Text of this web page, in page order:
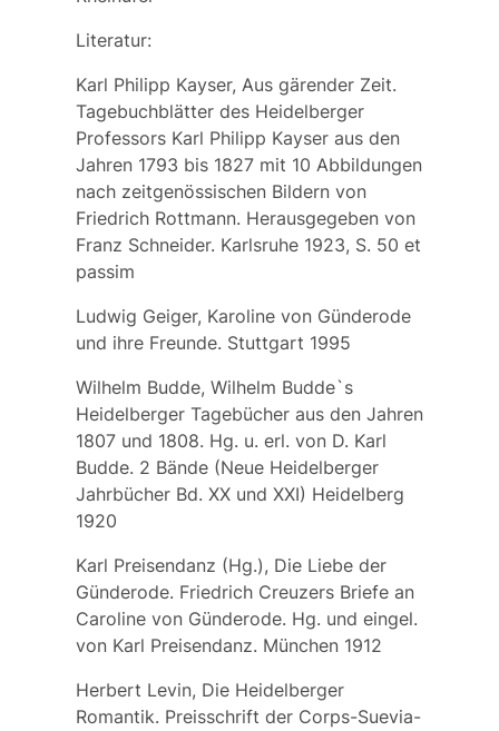
Literatur:
Karl Philipp Kayser, Aus gärender Zeit.
Tagebuchblätter des Heidelberger
Professors Karl Philipp Kayser aus den
Jahren 1793 bis 1827 mit 10 Abbildungen
nach zeitgenössischen Bildern von
Friedrich Rottmann. Herausgegeben von
Franz Schneider. Karlsruhe 1923, S. 50 et
passim
Ludwig Geiger, Karoline von Günderode
und ihre Freunde. Stuttgart 1995
Wilhelm Budde, Wilhelm Budde`s
Heidelberger Tagebücher aus den Jahren
1807 und 1808. Hg. u. erl. von D. Karl
Budde. 2 Bände (Neue Heidelberger
Jahrbücher Bd. XX und XXI) Heidelberg
1920
Karl Preisendanz (Hg.), Die Liebe der
Günderode. Friedrich Creuzers Briefe an
Caroline von Günderode. Hg. und eingel.
von Karl Preisendanz. München 1912
Herbert Levin, Die Heidelberger
Romantik. Preisschrift der Corps-Suevia-